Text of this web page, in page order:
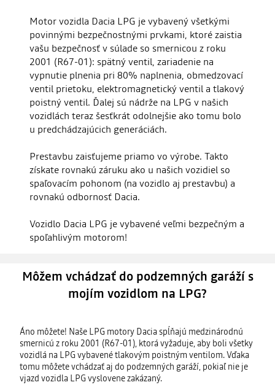
Motor vozidla Dacia LPG je vybavený všetkými
povinnými bezpečnostnými prvkami, ktoré zaistia
vašu bezpečnosť v súlade so smernicou z roku
2001 (R67-01): spätný ventil, zariadenie na
vypnutie plnenia pri 80% naplnenia, obmedzovací
ventil prietoku, elektromagnetický ventil a tlakový
poistný ventil. Ďalej sú nádrže na LPG v našich
vozidlách teraz šesťkrát odolnejšie ako tomu bolo
u predchádzajúcich generáciách.
Prestavbu zaisťujeme priamo vo výrobe. Takto
získate rovnakú záruku ako u našich vozidiel so
spaľovacím pohonom (na vozidlo aj prestavbu) a
rovnakú odbornosť Dacia.
Vozidlo Dacia LPG je vybavené veľmi bezpečným a
spoľahlivým motorom!
Môžem vchádzať do podzemných garáží s
mojím vozidlom na LPG?
Áno môžete! Naše LPG motory Dacia spĺňajú medzinárodnú
smernicú z roku 2001 (R67-01), ktorá vyžaduje, aby boli všetky
vozidlá na LPG vybavené tlakovým poistným ventilom. Vďaka
tomu môžete vchádzať aj do podzemných garáží, pokiaľ nie je
vjazd vozidla LPG vyslovene zakázaný.